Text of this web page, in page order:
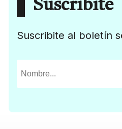
Suscribite
Suscribite al boletín